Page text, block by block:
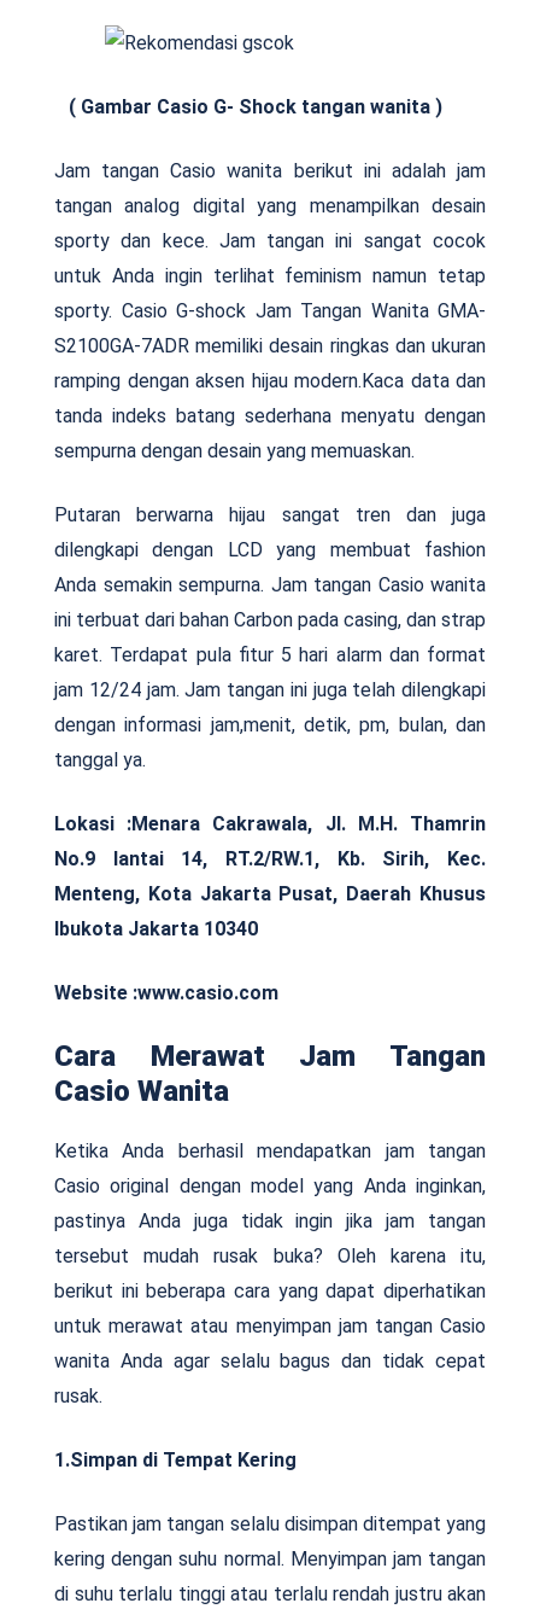
( Gambar Casio G- Shock tangan wanita )
Jam tangan Casio wanita berikut ini adalah jam
tangan analog digital yang menampilkan desain
sporty dan kece. Jam tangan ini sangat cocok
untuk Anda ingin terlihat feminism namun tetap
sporty. Casio G-shock Jam Tangan Wanita GMA-
S2100GA-7ADR memiliki desain ringkas dan ukuran
ramping dengan aksen hijau modern.Kaca data dan
tanda indeks batang sederhana menyatu dengan
sempurna dengan desain yang memuaskan.
Putaran berwarna hijau sangat tren dan juga
dilengkapi dengan LCD yang membuat fashion
Anda semakin sempurna. Jam tangan Casio wanita
ini terbuat dari bahan Carbon pada casing, dan strap
karet. Terdapat pula fitur 5 hari alarm dan format
jam 12/24 jam. Jam tangan ini juga telah dilengkapi
dengan informasi jam,menit, detik, pm, bulan, dan
tanggal ya.
Lokasi :Menara Cakrawala, Jl. M.H. Thamrin
No.9 lantai 14, RT.2/RW.1, Kb. Sirih, Kec.
Menteng, Kota Jakarta Pusat, Daerah Khusus
Ibukota Jakarta 10340
Website :www.casio.com
Cara Merawat Jam Tangan
Casio Wanita
Ketika Anda berhasil mendapatkan jam tangan
Casio original dengan model yang Anda inginkan,
pastinya Anda juga tidak ingin jika jam tangan
tersebut mudah rusak buka? Oleh karena itu,
berikut ini beberapa cara yang dapat diperhatikan
untuk merawat atau menyimpan jam tangan Casio
wanita Anda agar selalu bagus dan tidak cepat
rusak.
1.Simpan di Tempat Kering
Pastikan jam tangan selalu disimpan ditempat yang
kering dengan suhu normal. Menyimpan jam tangan
di suhu terlalu tinggi atau terlalu rendah justru akan